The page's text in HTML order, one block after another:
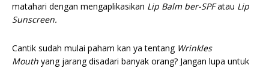
matahari dengan mengaplikasikan Lip Balm ber-SPFatau Lip
Sunscreen.
Cantik sudah mulai paham kan ya tentang Wrinkles
Mouth yang jarang disadari banyak orang? Jangan lupa untuk